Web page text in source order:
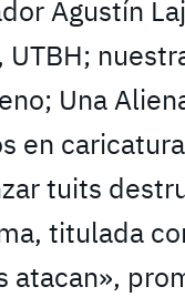
Agustín
UTBH;
Una
en
tuits
titulada
atacan»,